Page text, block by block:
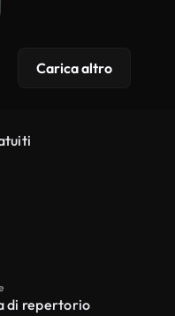
Carica altro
di repertorio